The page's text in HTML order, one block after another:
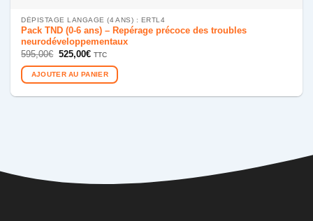
DÉPISTAGE LANGAGE (4 ANS) : ERTL4
Pack TND (0-6 ans) – Repérage précoce des troubles
neurodéveloppementaux
595,00€ Le
initial
était :
595,00€.
525,00€Le
actuel
est :
525,00€.
TTC
AJOUTER AU PANIER